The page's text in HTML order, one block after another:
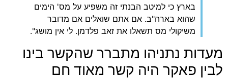
בארץ כי למיטב הבנתי זה משפיע על מס' הימים
שהוא בארה"ב. אם אתם שואלים אם מדובר
משיקולי מס תשאלו את זאב פלדמן. לי אין מושג".
נתניהו מתברר שהקשר בינו
פאקר היה קשר מאוד חם